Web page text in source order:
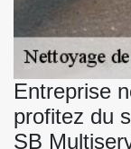
Entreprise
profitez du
SB